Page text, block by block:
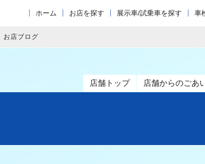
ホーム お店を探す 展示車/試乗車を探す 車
お店ブログ
店舗トップ 店舗からのごあ